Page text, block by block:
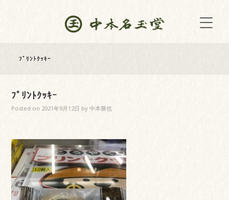
ﾌﾟﾘﾝﾄｸｯｷｰ
ﾌﾟﾘﾝﾄｸｯｷｰ
Posted on 2021年9月12日 by中本勝也